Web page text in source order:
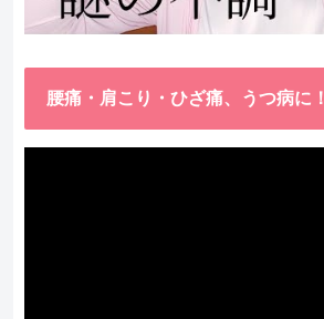
腰痛・肩こり・ひざ痛、うつ病に！